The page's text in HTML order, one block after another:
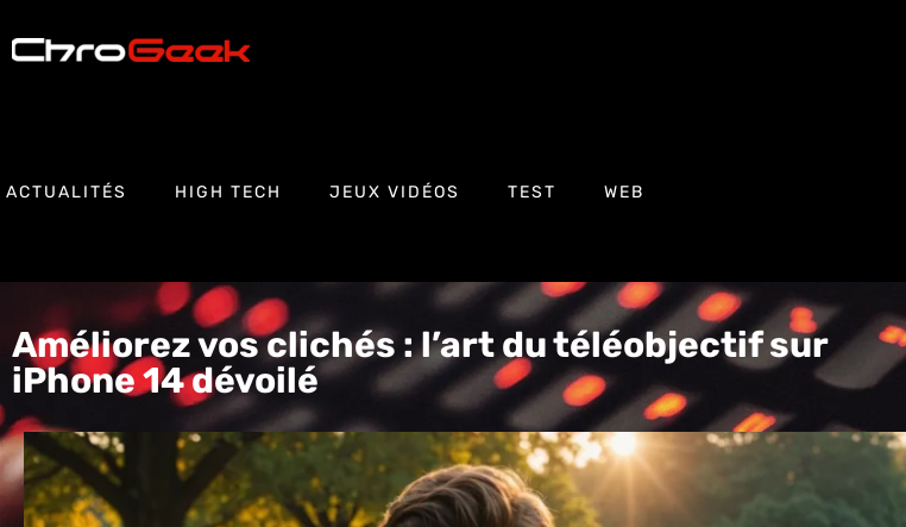
ACTUALITÉS HIGH TECH JEUX VIDÉOS TEST WEB
Améliorez vos clichés : l’art du téléobjectif sur
iPhone 14 dévoilé